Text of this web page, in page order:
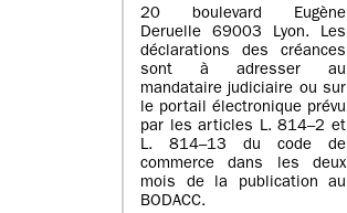
20 boulevard Eugène
Deruelle 69003 Lyon. Les
déclarations des créances
sont à adresser au
mandataire judiciaire ou sur
le portail électronique prévu
par les articles L. 814–2 et
L. 814–13 du code de
commerce dans les deux
mois de la publication au
BODACC.